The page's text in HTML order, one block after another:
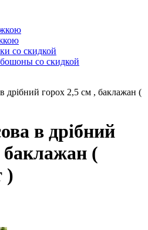
со скидкой
со скидкой
дрібний горох 2,5 см , баклажан (
в дрібний
баклажан (
)